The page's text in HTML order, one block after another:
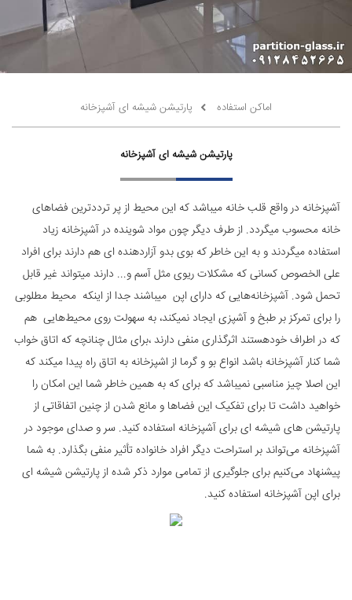
اماکن استفاده پارتیشن شیشه ای آشپزخانه
پارتیشن شیشه ای آشپزخانه
آشپزخانه در واقع قلب خانه میباشد که این محیط از پر ترددترین فضاهای
خانه محسوب میگردد. از طرف دیگر چون مواد شوینده در آشپزخانه زیاد
استفاده میگردند و به این خاطر که بوی بدو آزاردهنده ای هم دارند برای افراد
علی الخصوص کسانی که مشکلات ریوی مثل آسم و... دارند میتواند غیر قابل
تحمل شود. آشپزخانه‌هایی که دارای اپن میباشند جدا از اینکه محیط مطلوبی
را برای تمرکز بر طبخ و آشپزی ایجاد نمیکند، به سهولت روی محیط‌هایی هم
که در اطراف خودهستند اثرگذاری منفی دارند ،برای مثال چنانچه که اتاق خواب
شما کنار آشپزخانه باشد انواع بو و گرما از اشپزخانه به اتاق راه پیدا میکند که
این اصلا چیز مناسبی نمیباشد که برای که به همین خاطر شما این امکان را
خواهید داشت تا برای تفکیک این فضاها و مانع شدن از چنین اتفاقاتی از
پارتیشن های شیشه ای برای آشپزخانه استفاده کنید. سر و صدای موجود در
آشپزخانه می‌تواند بر استراحت دیگر افراد خانواده تأثیر منفی بگذارد. به شما
پیشنهاد می‌کنیم برای جلوگیری از تمامی موارد ذکر شده از پارتیشن‌ شیشه ای
برای اپن آشپزخانه استفاده کنید.